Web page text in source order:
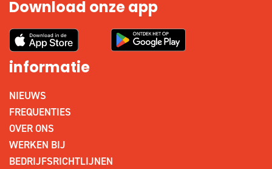
Download onze app
informatie
NIEUWS
FREQUENTIES
OVER ONS
WERKEN BIJ
BEDRIJFSRICHTLIJNEN